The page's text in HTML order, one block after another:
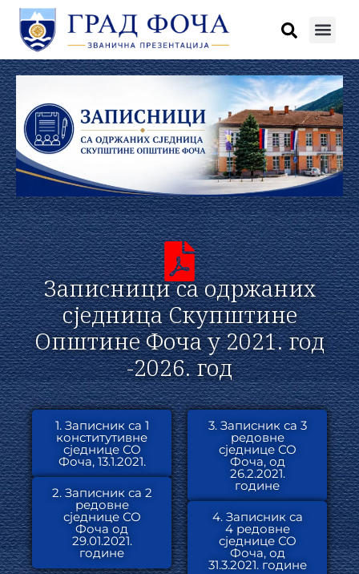
Записници са одржаних
сједница Скупштине
Општине Фоча у 2021. год
-2026. год
1. Записник са 1
конститутивне
сједнице СО
Фоча, 13.1.2021.
2. Записник са 2
редовне
сједнице СО
Фоча од
29.01.2021.
године
3. Записник са 3
редовне
сједнице СО
Фоча, од
26.2.2021.
године
4. Записник са
4 редовне
сједнице СО
Фоча, од
31.3.2021. године